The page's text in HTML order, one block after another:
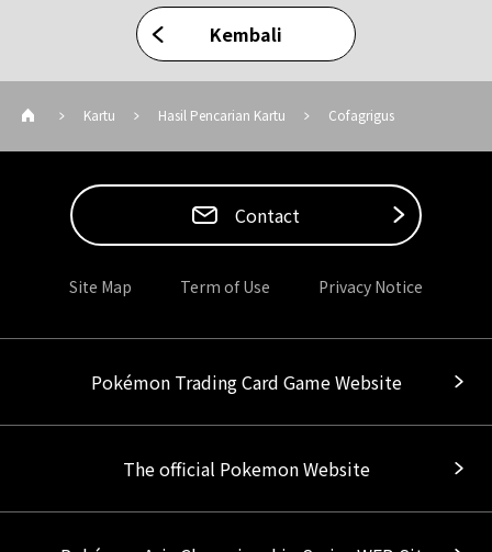
Kembali
Kartu Hasil Pencarian Kartu Cofagrigus
Contact
Site Map Term of Use Privacy Notice
Pokémon Trading Card Game Website
The official Pokemon Website